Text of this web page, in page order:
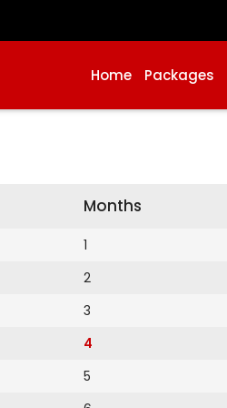
Home Packages
Months
1
2
3
4
5